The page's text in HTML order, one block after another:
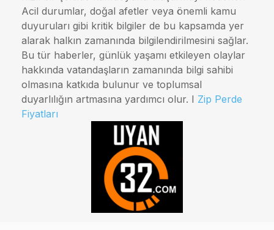
Acil durumlar, doğal afetler veya önemli kamu
duyuruları gibi kritik bilgiler de bu kapsamda yer
alarak halkın zamanında bilgilendirilmesini sağlar.
Bu tür haberler, günlük yaşamı etkileyen olaylar
hakkında vatandaşların zamanında bilgi sahibi
olmasına katkıda bulunur ve toplumsal
duyarlılığın artmasına yardımcı olur. I Zip Perde
Fiyatları